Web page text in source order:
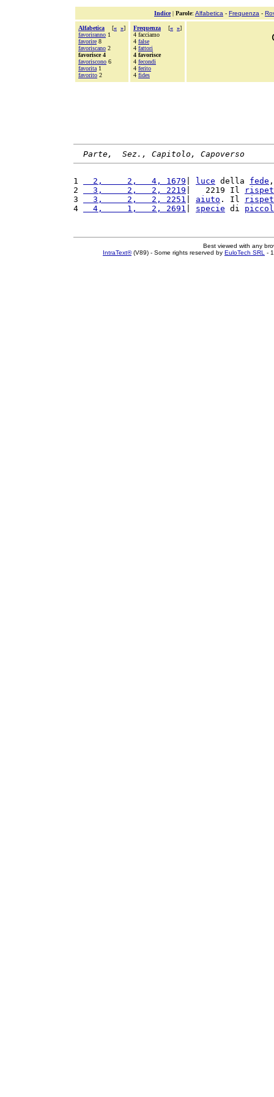
Indice| Parole: Alfabetica - Frequenza -
Alfabetica [« »]
favoriranno 1
favorire 8
favoriscano 2
favorisce 4
favoriscono 6
favorita 1
favorito 2
Frequenza [« »]
4 facciamo
4 false
4 fattori
4 favorisce
4 fecondi
4 ferito
4 fides
Parte,  Sez., Capitolo, Capoverso
1
  2,     2,   4, 1679
luce della fede
2
  3,     2,   2, 2219
|   2219 Il
3
  3,     2,   2, 2251
aiuto . Il
4
  4,     1,   2, 2691
specie di
Best viewed with any
IntraText®(V89) - Some rights reserved by EuloTech SRL -